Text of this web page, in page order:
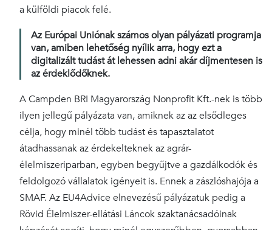
a külföldi piacok felé.
Az Európai Uniónak számos olyan pályázati programja
van, amiben lehetőség nyílik arra, hogy ezt a
digitalizált tudást át lehessen adni akár díjmentesen is
az érdeklődőknek.
A Campden BRI Magyarország Nonprofit Kft.-nek is több
ilyen jellegű pályázata van, amiknek az az elsődleges
célja, hogy minél több tudást és tapasztalatot
átadhassanak az érdekelteknek az agrár-
élelmiszeriparban, egyben begyűjtve a gazdálkodók és
feldolgozó vállalatok igényeit is. Ennek a zászlóshajója a
SMAF. Az EU4Advice elnevezésű pályázatuk pedig a
Rövid Élelmiszer-ellátási Láncok szaktanácsadóinak